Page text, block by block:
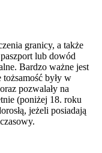
granicy, a także
lub dowód
Bardzo ważne jest
były w
pozwalały na
(poniżej 18. roku
jeżeli posiadają